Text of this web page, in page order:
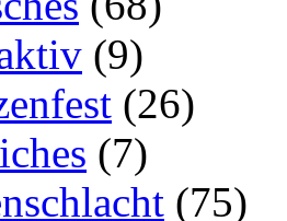
(9)
(26)
(7)
(75)